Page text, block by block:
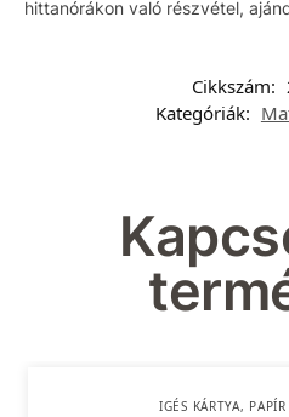
hittanórákon való részvétel,
Cikkszám:
Kategóriák:
IGÉS KÁRTYA, PAPÍR